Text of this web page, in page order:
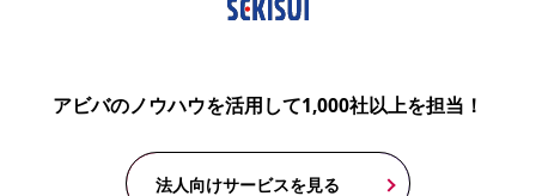
アビバのノウハウを活用して1,000社以上を担当！
法人向けサービスを見る